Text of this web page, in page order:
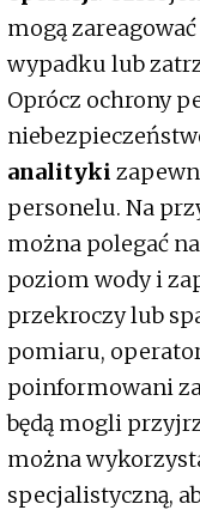
mogą
wypadku lub
Oprócz ochrony
analityki
personelu. Na
można polegać
poziom wody i
przekroczy lub
pomiaru,
poinformowani
będą mogli
można
specjalistyczną,